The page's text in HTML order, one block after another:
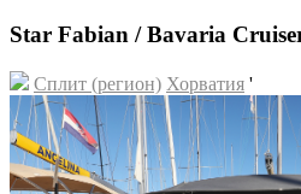
Star Fabian / Bavaria
Сплит (регион) Хорватия '